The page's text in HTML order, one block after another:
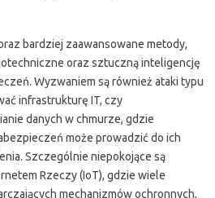
bardziej zaawansowane metody,
oraz sztuczną inteligencję
Wyzwaniem są również ataki typu
infrastrukturę IT, czy
danych w chmurze, gdzie
może prowadzić do ich
Szczególnie niepokojące są
Rzeczy (IoT), gdzie wiele
mechanizmów ochronnych,